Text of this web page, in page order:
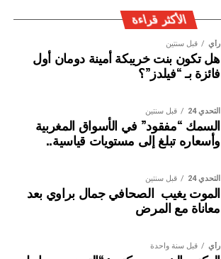
الأكثر قراءة
رأي قبل سنتين
هل تكون بنت خريبكة أمينة دومان أول
فائزة بـ “فيلدز”؟
التحدي 24 قبل سنتين
السمك “مفقود” في الأسواق المغربية
وأسعاره تبلغ إلى مستويات قياسية..
التحدي 24 قبل سنتين
الموت يغيب الصحافي جمال براوي بعد
معاناة مع المرض
رأي قبل سنة واحدة